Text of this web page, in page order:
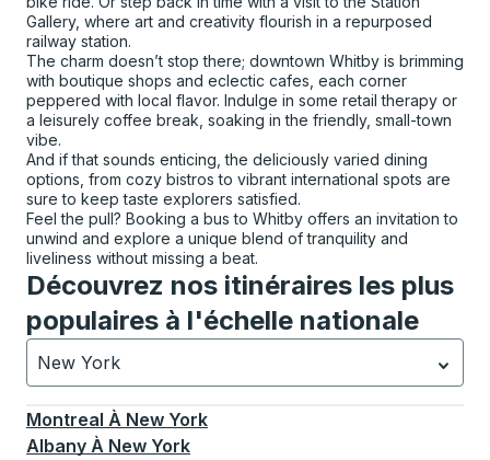
Gallery, where art and creativity flourish in a repurposed
railway station.
The charm doesn’t stop there; downtown Whitby is brimming
with boutique shops and eclectic cafes, each corner
peppered with local flavor. Indulge in some retail therapy or
a leisurely coffee break, soaking in the friendly, small-town
vibe.
And if that sounds enticing, the deliciously varied dining
options, from cozy bistros to vibrant international spots are
sure to keep taste explorers satisfied.
Feel the pull? Booking a bus to Whitby offers an invitation to
unwind and explore a unique blend of tranquility and
liveliness without missing a beat.
Découvrez nos itinéraires les plus
populaires à l'échelle nationale
New York
Actuellement sélectionné: New York.La sélection est
Montreal À New York
Albany À New York